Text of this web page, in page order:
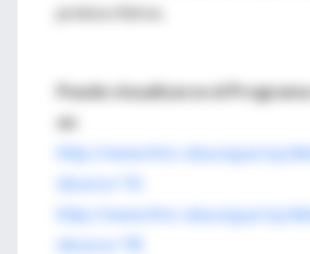
preinscribirse.
Puede visualizarse el Programa
en
http://www.fmv-uba.org.ar/cp/
idcurso=76
http://www.fmv-uba.org.ar/cp/
idcurso=78